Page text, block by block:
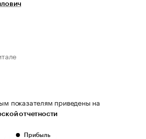
показателям приведены на
отчетности
Прибыль